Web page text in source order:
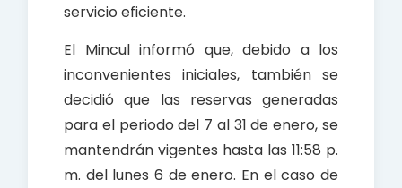
servicio eficiente.
El Mincul informó que, debido a los
inconvenientes iniciales, también se
decidió que las reservas generadas
para el periodo del 7 al 31 de enero, se
mantendrán vigentes hasta las 11:58 p.
m. del lunes 6 de enero. En el caso de